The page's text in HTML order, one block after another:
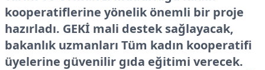
kooperatiflerine yönelik önemli bir proje
hazırladı. GEKİ mali destek sağlayacak,
bakanlık uzmanları Tüm kadın kooperatifi
üyelerine güvenilir gıda eğitimi verecek.